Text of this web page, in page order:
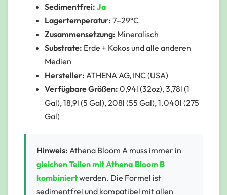
Sedimentfrei: Ja
Lagertemperatur: 7–29°C
Zusammensetzung: Mineralisch
Substrate: Erde + Kokos und alle anderen
Medien
Hersteller: ATHENA AG, INC (USA)
Verfügbare Größen: 0,94l (32oz), 3,78l (1
Gal), 18,9l (5 Gal), 208l (55 Gal), 1.040l (275
Gal)
Hinweis: Athena Bloom A muss immer in
gleichen Teilen mit Athena Bloom B
kombiniertwerden. Die Formel ist
sedimentfrei und kompatibel mit allen